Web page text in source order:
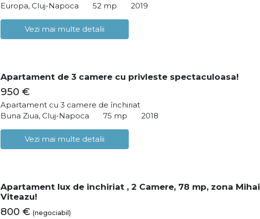
Europa, Cluj-Napoca
52 mp 2019
Vezi mai multe detalii
Apartament de 3 camere cu privleste spectaculoasa!
950 €
Apartament cu 3 camere de închiriat
Buna Ziua, Cluj-Napoca
75 mp 2018
Vezi mai multe detalii
Apartament lux de inchiriat , 2 Camere, 78 mp, zona Mihai
Viteazu!
800 € (negociabil)